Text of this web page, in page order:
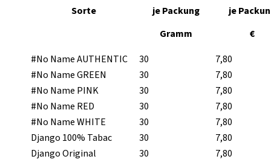
Sorte
je Packung
Gramm
je
€
#No Name AUTHENTIC
30
7,80
#No Name GREEN
30
7,80
#No Name PINK
30
7,80
#No Name RED
30
7,80
#No Name WHITE
30
7,80
Django 100% Tabac
30
7,80
Django Original
30
7,80